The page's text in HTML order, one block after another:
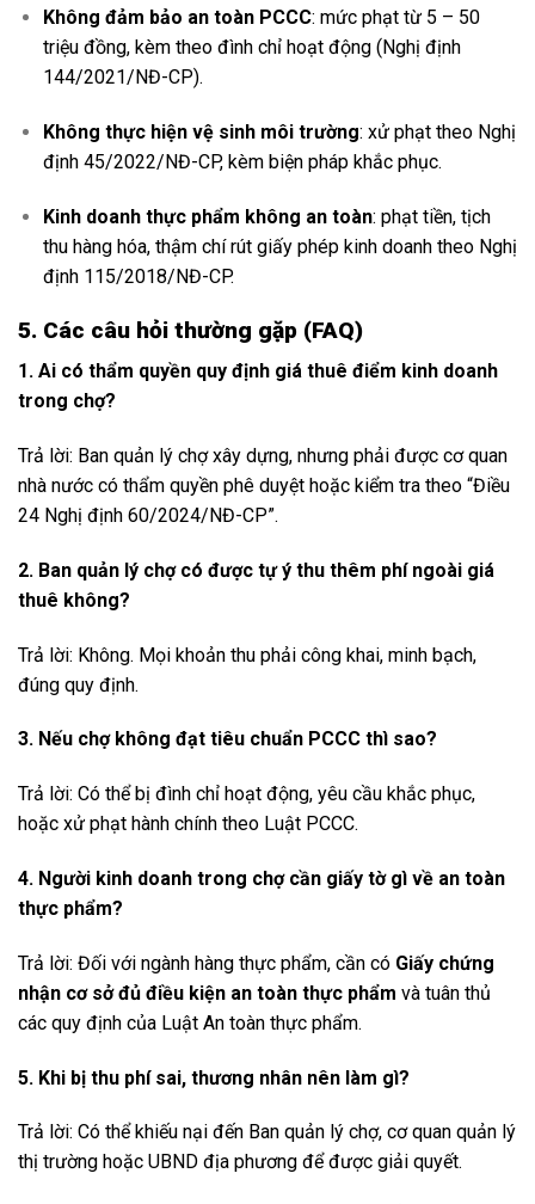
Không đảm bảo an toàn PCCC: mức phạt từ 5 – 50
triệu đồng, kèm theo đình chỉ hoạt động (Nghị định
144/2021/NĐ-CP).
Không thực hiện vệ sinh môi trường: xử phạt theo Nghị
định 45/2022/NĐ-CP, kèm biện pháp khắc phục.
Kinh doanh thực phẩm không an toàn: phạt tiền, tịch
thu hàng hóa, thậm chí rút giấy phép kinh doanh theo Nghị
định 115/2018/NĐ-CP.
5. Các câu hỏi thường gặp (FAQ)
1. Ai có thẩm quyền quy định giá thuê điểm kinh doanh
trong chợ?
Trả lời: Ban quản lý chợ xây dựng, nhưng phải được cơ quan
nhà nước có thẩm quyền phê duyệt hoặc kiểm tra theo “Điều
24 Nghị định 60/2024/NĐ-CP”.
2. Ban quản lý chợ có được tự ý thu thêm phí ngoài giá
thuê không?
Trả lời: Không. Mọi khoản thu phải công khai, minh bạch,
đúng quy định.
3. Nếu chợ không đạt tiêu chuẩn PCCC thì sao?
Trả lời: Có thể bị đình chỉ hoạt động, yêu cầu khắc phục,
hoặc xử phạt hành chính theo Luật PCCC.
4. Người kinh doanh trong chợ cần giấy tờ gì về an toàn
thực phẩm?
Trả lời: Đối với ngành hàng thực phẩm, cần có Giấy chứng
nhận cơ sở đủ điều kiện an toàn thực phẩm và tuân thủ
các quy định của Luật An toàn thực phẩm.
5. Khi bị thu phí sai, thương nhân nên làm gì?
Trả lời: Có thể khiếu nại đến Ban quản lý chợ, cơ quan quản lý
thị trường hoặc UBND địa phương để được giải quyết.